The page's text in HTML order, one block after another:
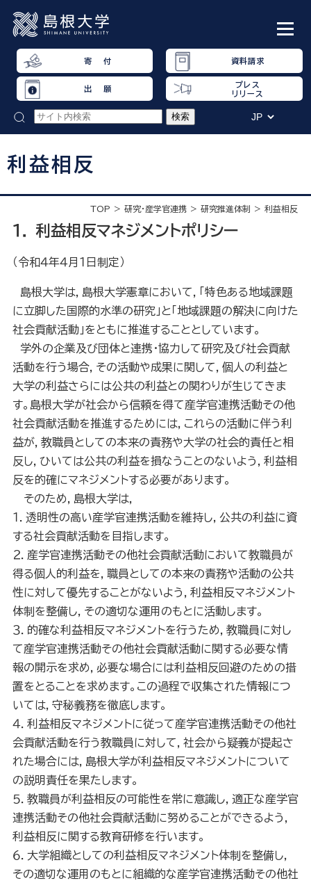
寄 付 資料請求
出 願
プレス
リリース
利益相反
TOP 研究・産学官連携 研究推進体制 利益相反
１． 利益相反マネジメントポリシー
（令和４年４月１日制定）
島根大学は，島根大学憲章において，「特色ある地域課題
に立脚した国際的水準の研究」と「地域課題の解決に向けた
社会貢献活動」をともに推進することとしています。
学外の企業及び団体と連携・協力して研究及び社会貢献
活動を行う場合，その活動や成果に関して，個人の利益と
大学の利益さらには公共の利益との関わりが生じてきま
す。島根大学が社会から信頼を得て産学官連携活動その他
社会貢献活動を推進するためには，これらの活動に伴う利
益が，教職員としての本来の責務や大学の社会的責任と相
反し，ひいては公共の利益を損なうことのないよう，利益相
反を的確にマネジメントする必要があります。
そのため，島根大学は，
１．透明性の高い産学官連携活動を維持し，公共の利益に資
する社会貢献活動を目指します。
２．産学官連携活動その他社会貢献活動において教職員が
得る個人的利益を，職員としての本来の責務や活動の公共
性に対して優先することがないよう，利益相反マネジメント
体制を整備し，その適切な運用のもとに活動します。
３．的確な利益相反マネジメントを行うため，教職員に対し
て産学官連携活動その他社会貢献活動に関する必要な情
報の開示を求め，必要な場合には利益相反回避のための措
置をとることを求めます。この過程で収集された情報につ
いては，守秘義務を徹底します。
４．利益相反マネジメントに従って産学官連携活動その他社
会貢献活動を行う教職員に対して，社会から疑義が提起さ
れた場合には，島根大学が利益相反マネジメントについて
の説明責任を果たします。
５．教職員が利益相反の可能性を常に意識し，適正な産学官
連携活動その他社会貢献活動に努めることができるよう，
利益相反に関する教育研修を行います。
６．大学組織としての利益相反マネジメント体制を整備し，
その適切な運用のもとに組織的な産学官連携活動その他社